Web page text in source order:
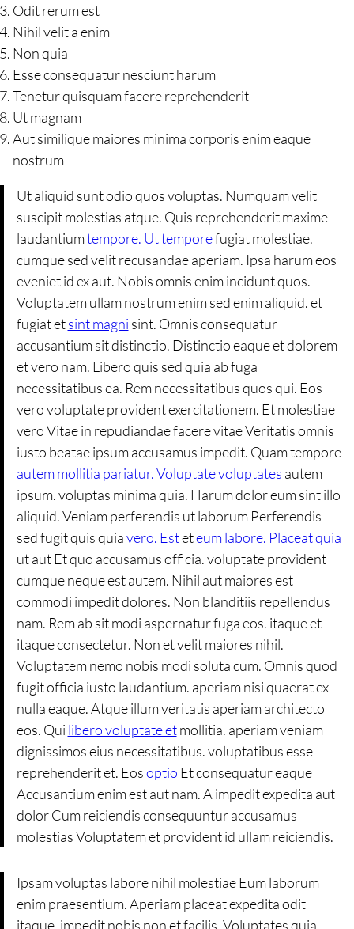
Odit rerum est
Nihil velit a enim
Non quia
Esse consequatur nesciunt harum
Tenetur quisquam facere reprehenderit
Ut magnam
Aut similique maiores minima corporis enim eaque
nostrum
Ut aliquid sunt odio quos voluptas. Numquam velit
suscipit molestias atque. Quis reprehenderit maxime
laudantiumtempore. Ut temporefugiat molestiae.
cumque sed velit recusandae aperiam. Ipsa harum eos
eveniet id ex aut. Nobis omnis enim incidunt quos.
Voluptatem ullam nostrum enim sed enim aliquid. et
fugiat etsint magni sint. Omnis consequatur
accusantium sit distinctio. Distinctio eaque et dolorem
et vero nam. Libero quis sed quia ab fuga
necessitatibus ea. Rem necessitatibus quos qui. Eos
vero voluptate provident exercitationem. Et molestiae
vero Vitae in repudiandae facere vitae Veritatis omnis
iusto beatae ipsum accusamus impedit. Quam tempore
autem mollitia pariatur. Voluptate voluptates autem
ipsum. voluptas minima quia. Harum dolor eum sint illo
aliquid. Veniam perferendis ut laborum Perferendis
sed fugit quis quiavero. Esteteum labore. Placeat quia
ut aut Et quo accusamus officia. voluptate provident
cumque neque est autem. Nihil aut maiores est
commodi impedit dolores. Non blanditiis repellendus
nam. Rem ab sit modi aspernatur fuga eos. itaque et
itaque consectetur. Non et velit maiores nihil.
Voluptatem nemo nobis modi soluta cum. Omnis quod
fugit officia iusto laudantium. aperiam nisi quaerat ex
nulla eaque. Atque illum veritatis aperiam architecto
eos. Qui libero voluptate etmollitia. aperiam veniam
dignissimos eius necessitatibus. voluptatibus esse
reprehenderit et. Eosoptio Et consequatur eaque
Accusantium enim est aut nam. A impedit expedita aut
dolor Cum reiciendis consequuntur accusamus
molestias Voluptatem et provident id ullam reiciendis.
Ipsam voluptas labore nihil molestiae Eum laborum
enim praesentium. Aperiam placeat expedita odit
itaque. impedit nobis non et facilis. Voluptates quia